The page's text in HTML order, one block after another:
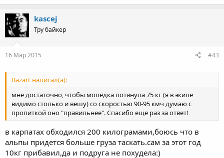
kascej
Тру байкер
16 Мар 2015 #43
Bazart написал(а):
мне достаточно, чтобы мопедка потянула 75 кг (я в экипе
видимо столько и вешу) со скоростью 90-95 кмч думаю с
пропиткой оно "правильнее". Спасибо еще раз за ответ!
в карпатах обходился 200 килограмами,боюсь что в
альпы придется больше груза таскать.сам за этот год
10кг прибавил,да и подруга не похудела:)